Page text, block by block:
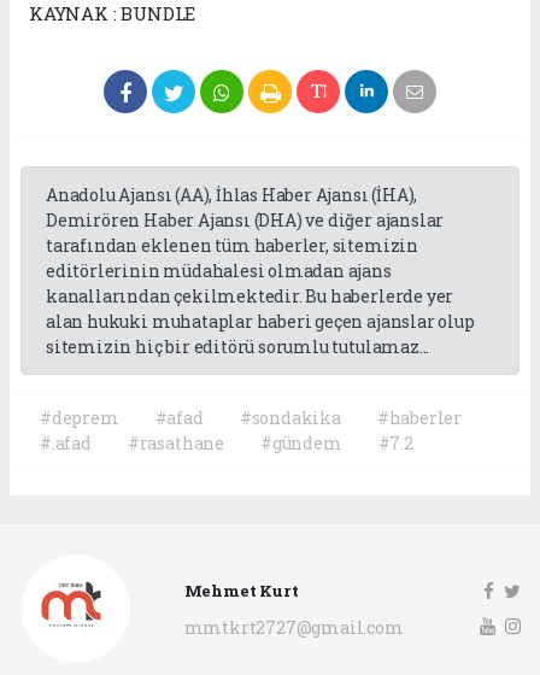
KAYNAK : BUNDLE
Anadolu Ajansı (AA), İhlas Haber Ajansı (İHA),
Demirören Haber Ajansı (DHA) ve diğer ajanslar
tarafından eklenen tüm haberler, sitemizin
editörlerinin müdahalesi olmadan ajans
kanallarından çekilmektedir. Bu haberlerde yer
alan hukuki muhataplar haberi geçen ajanslar olup
sitemizin hiç bir editörü sorumlu tutulamaz...
#deprem #afad #sondakika
#haberler
#.afad
#rasathane #gündem #7.2
Mehmet Kurt
mmtkrt2727@gmail.com